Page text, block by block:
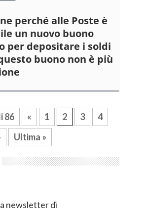
perché alle Poste è
un nuovo buono
per depositare i soldi
buono non è più
86 « 1 2 3
4
Ultima »